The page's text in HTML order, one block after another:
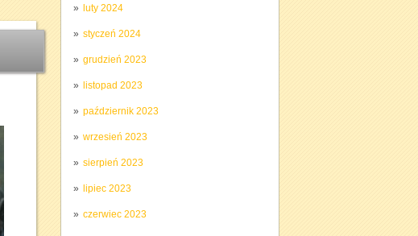
luty 2024
styczeń 2024
grudzień 2023
listopad 2023
październik 2023
wrzesień 2023
sierpień 2023
lipiec 2023
czerwiec 2023